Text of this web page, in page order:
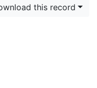
this record